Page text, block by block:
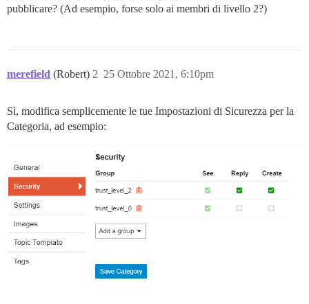
pubblicare? (Ad esempio, forse solo ai membri di livello 2?)
merefield (Robert) 25 Ottobre 2021, 6:10pm
2
Sì, modifica semplicemente le tue Impostazioni di Sicurezza per la
Categoria, ad esempio: